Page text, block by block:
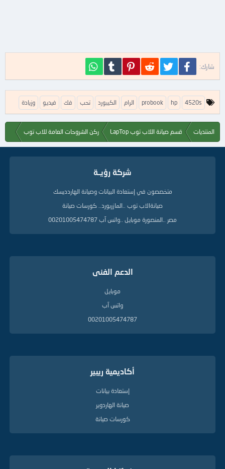
شارك: فيسبوك تويتر Reddit
Pinterest
Tumblr
ا
ل
م
ا
4520s
hp
probook الرام الكيبورد تحب فك فيديو وزيادة
المنتديات قسم صيانة اللاب توب LapTop ركن الشروحات العامة للاب توب
شركة رؤيــة
متخصصون في إستعادة البيانات وصيانة الهاردديسك
صيانةالاب توب ..المازربورد.. كورسات صيانة
مصر ..المنصورة موبايل ..واتس آب 00201005474787
الدعم الفنى
موبايل
واتس آب
00201005474787
أكاديمية ريبير
إستعادة بيانات
صيانة الهاردوير
كورسات صيانة